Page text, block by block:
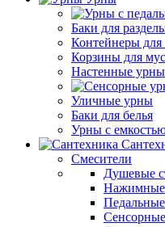
Баки для
Контейнеры
Корзины для
Настенные урны
Уличные урны
Баки для белья
Урны с
Смесители
Душевые
Нажимные